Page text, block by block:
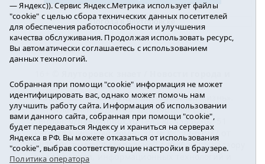
Погода в Ялуторовске
района2016-2023
Учредитель: АНО «ИИЦ « Ялуторовская жизнь».
Главный редактор: Вешкурцева С.П.
E-mail:yznaet@inbox.ruТел.: 8(34535)2-02-51
Регистрационный номер ЭЛ № ФС 77-64937 от
24.02.2016г. выдан Федеральной службой по надзору
в сфере связи, информационных технологий и
— Яндекс)). Сервис Яндекс.Метрика использует файлы
"cookie" с целью сбора технических данных посетителей
для обеспечения работоспособности и улучшения
качества обслуживания. Продолжая использовать ресурс,
Вы автоматически соглашаетесь с использованием
данных технологий.
Собранная при помощи "cookie" информация не может
идентифицировать вас, однако может помочь нам
улучшить работу сайта. Информация об использовании
вами данного сайта, собранная при помощи "cookie",
будет передаваться Яндексу и храниться на серверах
Яндекса в РФ. Вы можете отказаться от использования
"cookie", выбрав соответствующие настройки в браузере.
Политика оператора